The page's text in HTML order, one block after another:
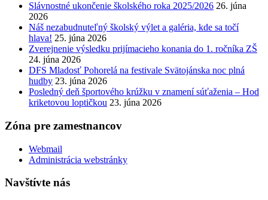
Slávnostné ukončenie školského roka 2025/2026 26. júna
2026
Náš nezabudnuteľný školský výlet a galéria, kde sa točí
hlava! 25. júna 2026
Zverejnenie výsledku prijímacieho konania do 1. ročníka ZŠ
24. júna 2026
DFS Mladosť Pohorelá na festivale Svätojánska noc plná
hudby 23. júna 2026
Posledný deň športového krúžku v znamení súťaženia – Hod
kriketovou loptičkou 23. júna 2026
Zóna pre zamestnancov
Webmail
Administrácia webstránky
Navštívte nás